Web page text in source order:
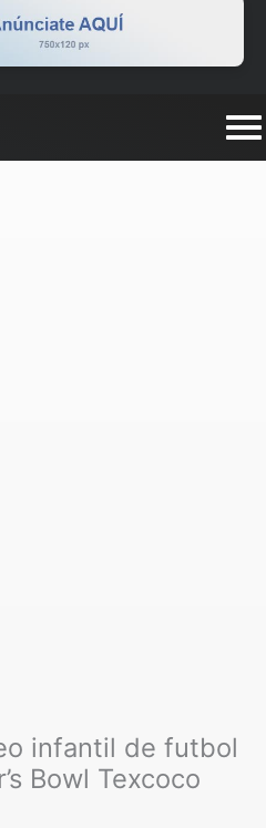
infantil de futbol
Bowl Texcoco